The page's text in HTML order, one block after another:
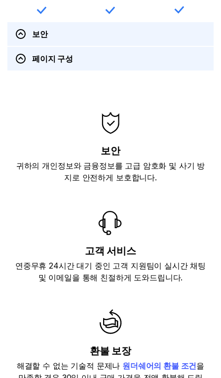
보안
페이지 구성
보안
귀하의 개인정보와 금융정보를 고급 암호화 및 사기 방
지로 안전하게 보호합니다.
고객 서비스
연중무휴 24시간 대기 중인 고객 지원팀이 실시간 채팅
및 이메일을 통해 친절하게 도와드립니다.
환불 보장
해결할 수 없는 기술적 문제나 원더쉐어의 환불 조건을